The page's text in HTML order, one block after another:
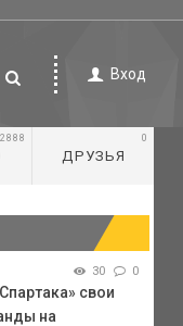
Вход
ДРУЗЬЯ
0
30 0
свои
на